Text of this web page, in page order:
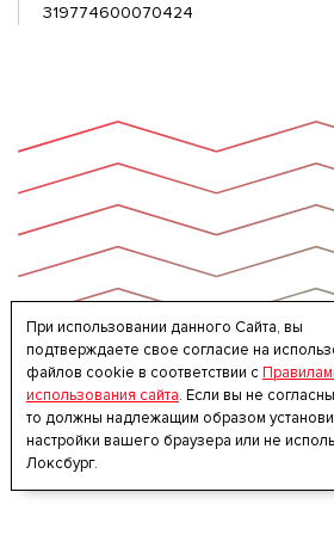
При использовании данного Сайта, вы
подтверждаете свое согласие на
файлов cookie в соответствии с
использования сайта. Если вы не
то должны надлежащим образом
настройки вашего браузера или не
Локсбург.
319774600070424